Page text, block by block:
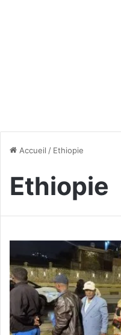
Accueil / Ethiopie
Ethiopie